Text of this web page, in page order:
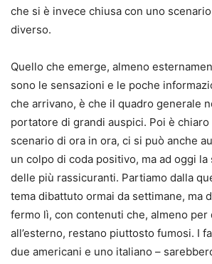
che si è invece chiusa con uno
diverso.
Quello che emerge, almeno
sono le sensazioni e le poche
che arrivano, è che il quadro generale
portatore di grandi auspici. Poi è chiaro
scenario di ora in ora, ci si può anche
un colpo di coda positivo, ma ad oggi
delle più rassicuranti. Partiamo dalla
tema dibattuto ormai da settimane, ma
fermo lì, con contenuti che, almeno per
all’esterno, restano piuttosto fumosi. I
due americani e uno italiano –